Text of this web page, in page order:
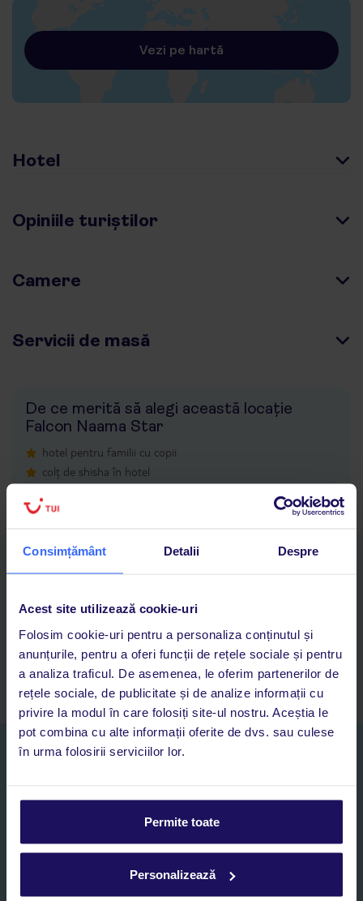
Consimțământ Detalii Despre
Acest site utilizează cookie-uri
Folosim cookie-uri pentru a personaliza conținutul și
anunțurile, pentru a oferi funcții de rețele sociale și pentru
a analiza traficul. De asemenea, le oferim partenerilor de
rețele sociale, de publicitate și de analize informații cu
privire la modul în care folosiți site-ul nostru. Aceștia le
pot combina cu alte informații oferite de dvs. sau culese
în urma folosirii serviciilor lor.
Permite toate
Personalizează
Vezi pe hartă
Hotel
Opiniile turiștilor
Camere
Servicii de masă
De ce merită să alegi această locație
Falcon Naama Star
hotel pentru familii cu copii
colț de shisha în hotel
Descarcă acum aplicația TUI
Adaugi la favorite vacanțele care îți plac și revii oricând la ele
singură aplicație
Asistență 24/7 prin chat, pe toată durata vacanței
Abonați-vă la newsletter
Sunt de acord cu prelucrarea datelor mele personale de către TUI